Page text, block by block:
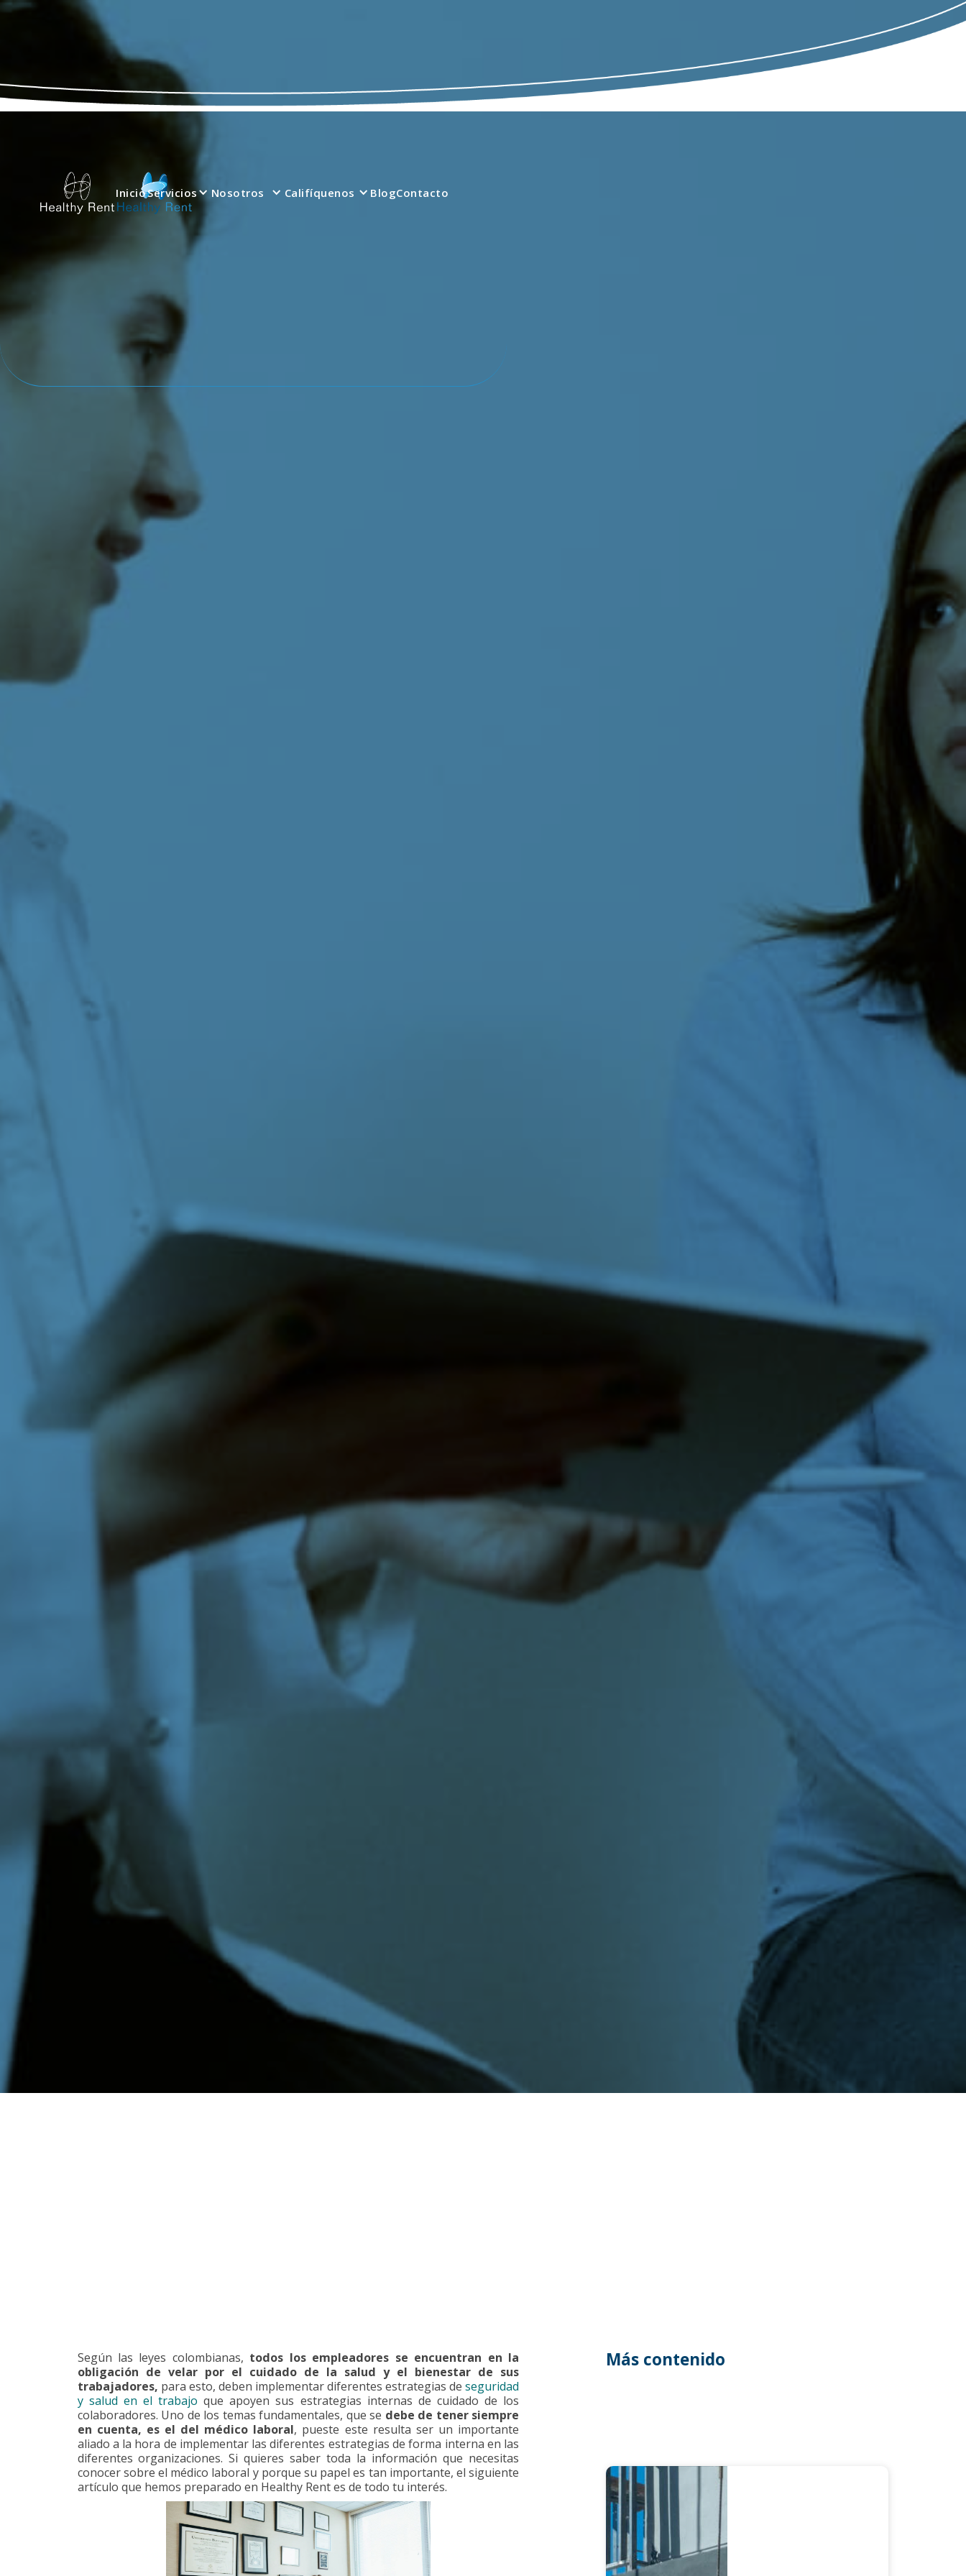
InicioServicios Nosotros Califíquenos BlogContacto
Según las leyes colombianas, todos los empleadores se encuentran en la
obligación de velar por el cuidado de la salud y el bienestar de sus
trabajadores, para esto, deben implementar diferentes estrategias deseguridad
y salud en el trabajo que apoyen sus estrategias internas de cuidado de los
colaboradores. Uno de los temas fundamentales, que se debe de tener siempre
en cuenta, es el del médico laboral, pueste este resulta ser un importante
aliado a la hora de implementar las diferentes estrategias de forma interna en las
diferentes organizaciones. Si quieres saber toda la información que necesitas
conocer sobre el médico laboral y porque su papel es tan importante, el siguiente
artículo que hemos preparado en Healthy Rent es de todo tu interés.
Más contenido